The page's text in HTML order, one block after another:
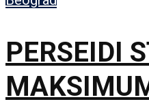
PERSEIDI